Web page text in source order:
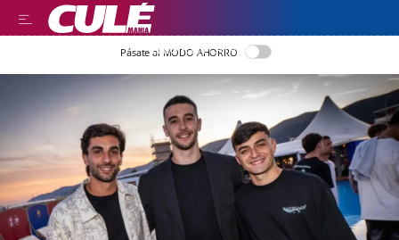
LLEGIR EN CATALÀ
Pásate al MODO AHORRO